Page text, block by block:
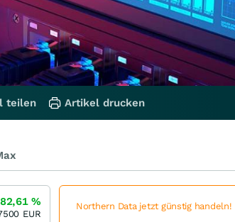
teilen Artikel drucken
%
EUR
Northern Data jetzt günstig handeln!